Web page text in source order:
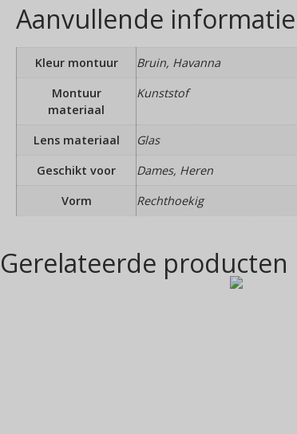
Aanvullende informatie
Kleur montuur
Bruin, Havanna
Montuur
materiaal
Kunststof
Lens materiaal
Glas
Geschikt voor
Dames, Heren
Vorm
Rechthoekig
Gerelateerde producten